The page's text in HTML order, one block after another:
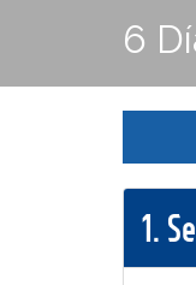
6
1.